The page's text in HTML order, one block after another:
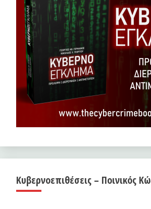
Κυβερνοεπιθέσεις – Ποινικός